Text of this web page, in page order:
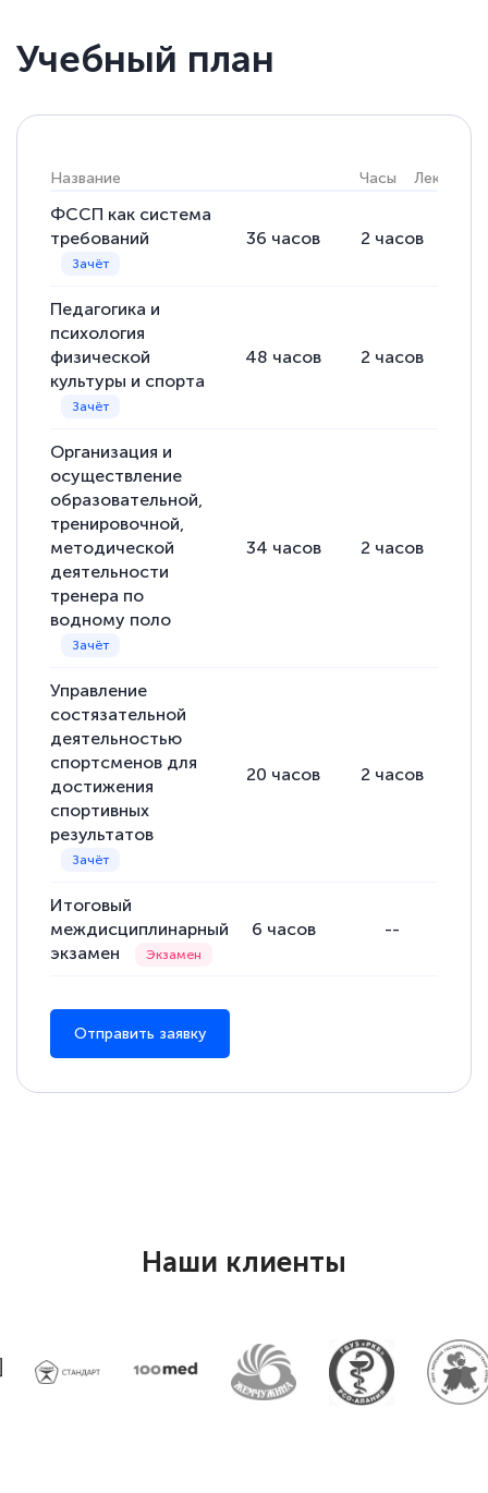
Учебный план
Название Часы Лекции
ФССП как система
требований
36 часов 2 часов
Педагогика и
психология
физической
культуры и спорта
48 часов 2 часов
Организация и
осуществление
образовательной,
тренировочной,
методической
деятельности
тренера по
водному поло
34 часов 2 часов
Управление
состязательной
деятельностью
спортсменов для
достижения
спортивных
результатов
20 часов 2 часов
Итоговый
междисциплинарный
экзамен
6 часов --
Отправить заявку
Наши клиенты